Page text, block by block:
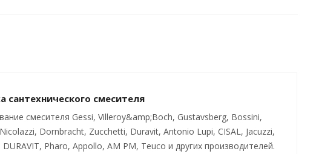
смесителя
смесителя Gessi, Villeroy&amp;Boch, Gustavsberg, Bossini,
Dornbracht, Zucchetti, Duravit, Antonio Lupi, CISAL, Jacuzzi,
Pharo, Appollo, AM PM, Teuco и других производителей.